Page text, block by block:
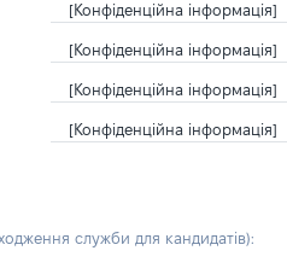
[Конфіденційна інформація]
[Конфіденційна інформація]
[Конфіденційна інформація]
[Конфіденційна інформація]
служби для кандидатів):